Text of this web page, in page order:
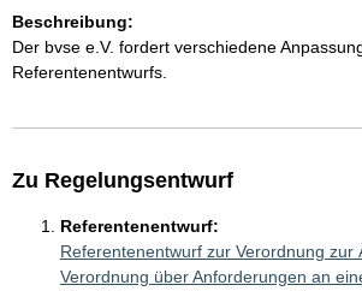
Beschreibung:
Der bvse e.V. fordert verschiedene
Referentenentwurfs.
Zu Regelungsentwurf
Referentenentwurf:
Referentenentwurf zur Verordnung zur
Verordnung über Anforderungen an